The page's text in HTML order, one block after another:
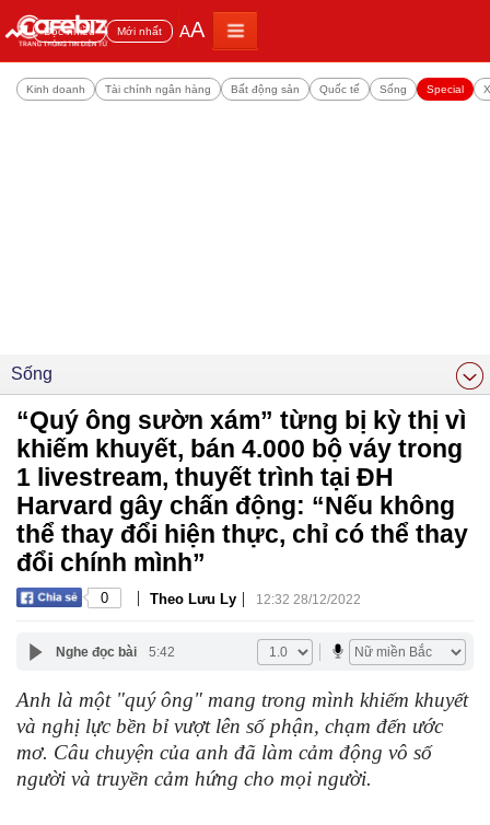
Đọc nhiều Mới nhất AA
Kinh doanh Tài chính ngân hàng Bất động sản Quốc tế Sống Special
Sống
“Quý ông sườn xám” từng bị kỳ thị vì
khiếm khuyết, bán 4.000 bộ váy trong
1 livestream, thuyết trình tại ĐH
Harvard gây chấn động: “Nếu không
thể thay đổi hiện thực, chỉ có thể thay
đổi chính mình”
0 | Theo Lưu Ly | 12:32 28/12/2022
Nghe đọc bài 5:42
Anh là một "quý ông" mang trong mình khiếm khuyết
và nghị lực bền bỉ vượt lên số phận, chạm đến ước
mơ. Câu chuyện của anh đã làm cảm động vô số
người và truyền cảm hứng cho mọi người.